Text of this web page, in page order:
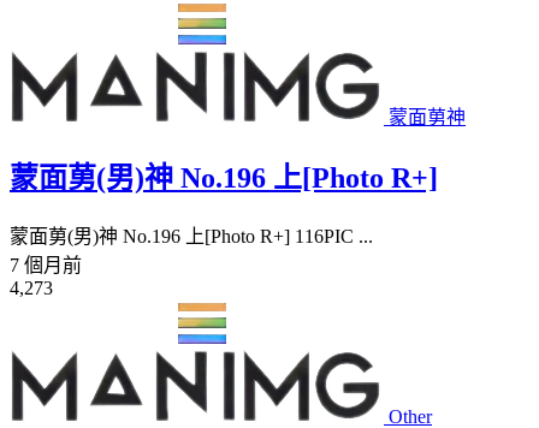
蒙面莮神
蒙面莮(男)神 No.196 上[Photo R+]
蒙面莮(男)神 No.196 上[Photo R+] 116PIC ...
7 個月前
4,273
Other